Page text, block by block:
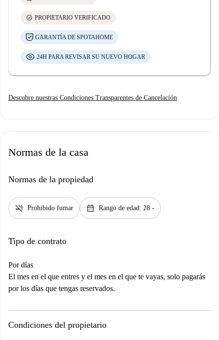
check_circle PROPIETARIO VERIFICADO
GARANTÍA DE SPOTAHOME
24H PARA REVISAR SU NUEVO HOGAR
Descubre nuestras Condiciones Transparentes de Cancelación
Normas de la casa
Normas de la propiedad
smoke_free Prohibido fumar calendar_month Rango de edad: 28 -
Tipo de contrato
Por días
El mes en el que entres y el mes en el que te vayas, solo pagarás
por los días que tengas reservados.
Condiciones del propietario